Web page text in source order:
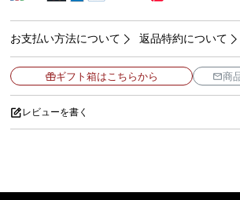
お支払い方法について 返品特約について
ギフト箱はこちらから 商
レビューを書く